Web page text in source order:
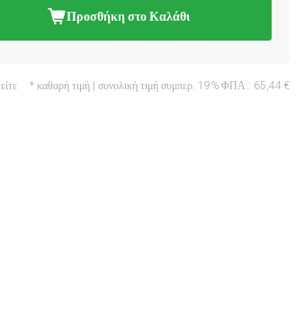
Προσθήκη στο Καλάθι
* καθαρή τιμή | συνολική τιμή συμπερ. 19% ΦΠΑ.: 65,44 €